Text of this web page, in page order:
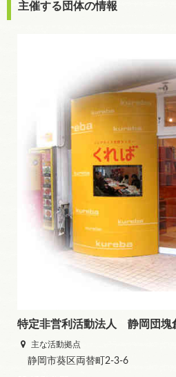
主催する団体の情報
特定非営利活動法人 静岡団塊
主な活動拠点
静岡市葵区両替町2-3-6